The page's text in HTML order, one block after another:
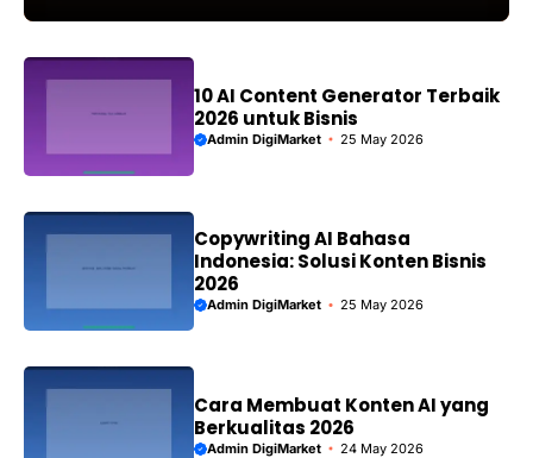
10 AI Content Generator Terbaik
2026 untuk Bisnis
Admin DigiMarket 25 May 2026
Copywriting AI Bahasa
Indonesia: Solusi Konten Bisnis
2026
Admin DigiMarket 25 May 2026
Cara Membuat Konten AI yang
Berkualitas 2026
Admin DigiMarket 24 May 2026